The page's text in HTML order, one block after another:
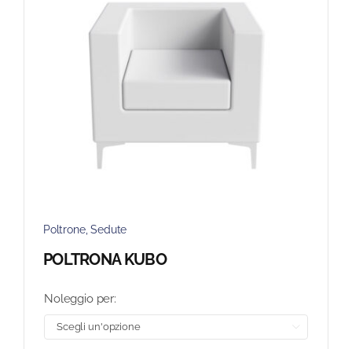
Poltrone,Sedute
POLTRONA KUBO
Noleggio per: